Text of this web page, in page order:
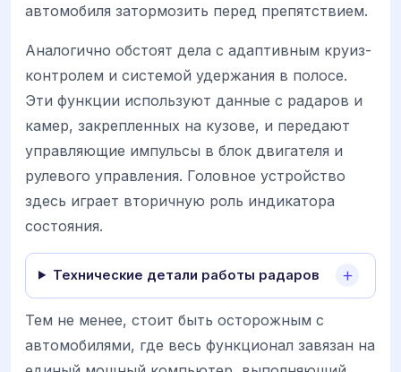
автомобиля затормозить перед препятствием.
Аналогично обстоят дела с адаптивным круиз-
контролем и системой удержания в полосе.
Эти функции используют данные с радаров и
камер, закрепленных на кузове, и передают
управляющие импульсы в блок двигателя и
рулевого управления. Головное устройство
здесь играет вторичную роль индикатора
состояния.
Технические детали работы радаров
Тем не менее, стоит быть осторожным с
автомобилями, где весь функционал завязан на